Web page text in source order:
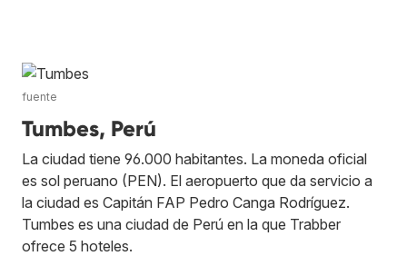
fuente
Tumbes, Perú
La ciudad tiene 96.000 habitantes. La moneda oficial
es sol peruano (PEN). El aeropuerto que da servicio a
la ciudad es Capitán FAP Pedro Canga Rodríguez.
Tumbes es una ciudad de Perú en la que Trabber
ofrece 5 hoteles.